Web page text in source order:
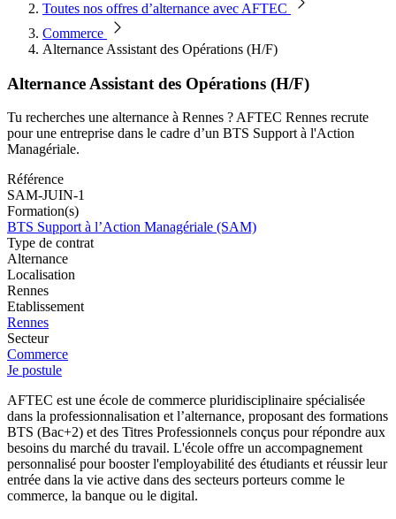
Toutes nos offres d’alternance avec AFTEC
Commerce
Alternance Assistant des Opérations (H/F)
Alternance Assistant des Opérations (H/F)
Tu recherches une alternance à Rennes ? AFTEC Rennes recrute
pour une entreprise dans le cadre d’un BTS Support à l'Action
Managériale.
Référence
SAM-JUIN-1
Formation(s)
BTS Support à l’Action Managériale (SAM)
Type de contrat
Alternance
Localisation
Rennes
Etablissement
Rennes
Secteur
Commerce
Je postule
AFTEC est une école de commerce pluridisciplinaire spécialisée
dans la professionnalisation et l’alternance, proposant des formations
BTS (Bac+2) et des Titres Professionnels conçus pour répondre aux
besoins du marché du travail. L'école offre un accompagnement
personnalisé pour booster l'employabilité des étudiants et réussir leur
entrée dans la vie active dans des secteurs porteurs comme le
commerce, la banque ou le digital.